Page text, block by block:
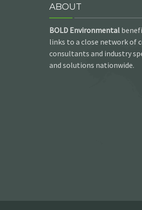
ABOUT
BOLD Environmental
links to a close network of
consultants and industry
and solutions nationwide.